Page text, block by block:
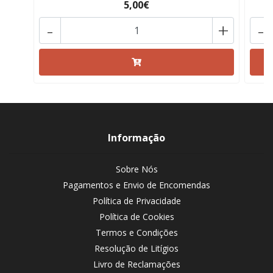
5,00€
+
- -
Informação
Sobre Nós
Pagamentos e Envio de Encomendas
Política de Privacidade
Política de Cookies
Termos e Condições
Resolução de Litígios
Livro de Reclamações